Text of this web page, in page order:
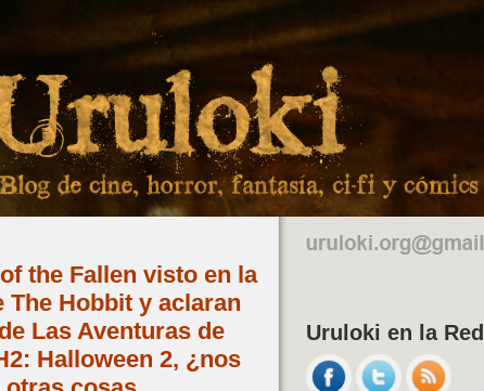
the Fallen visto en la
The Hobbit y aclaran
Las Aventuras de
Halloween 2, ¿nos
Uruloki en la Red